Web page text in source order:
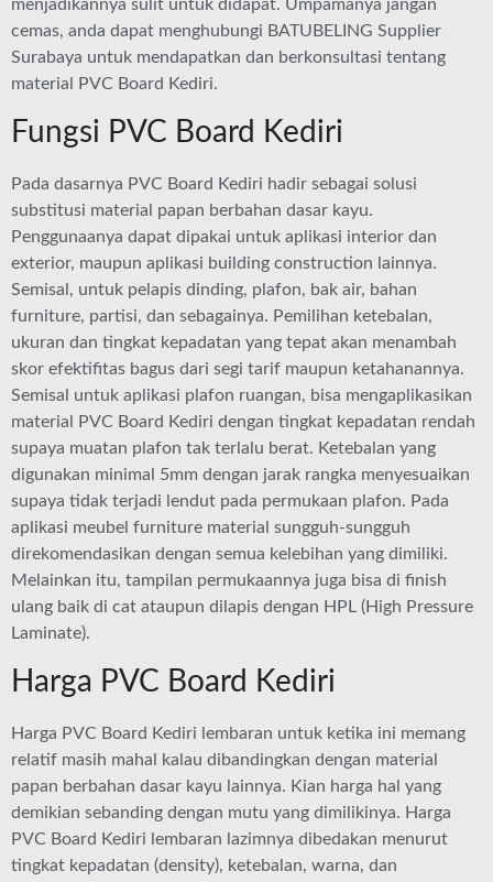
menjadikannya sulit untuk didapat. Umpamanya jangan
cemas, anda dapat menghubungi BATUBELING Supplier
Surabaya untuk mendapatkan dan berkonsultasi tentang
material PVC Board Kediri.
Fungsi PVC Board Kediri
Pada dasarnya PVC Board Kediri hadir sebagai solusi
substitusi material papan berbahan dasar kayu.
Penggunaanya dapat dipakai untuk aplikasi interior dan
exterior, maupun aplikasi building construction lainnya.
Semisal, untuk pelapis dinding, plafon, bak air, bahan
furniture, partisi, dan sebagainya. Pemilihan ketebalan,
ukuran dan tingkat kepadatan yang tepat akan menambah
skor efektifitas bagus dari segi tarif maupun ketahanannya.
Semisal untuk aplikasi plafon ruangan, bisa mengaplikasikan
material PVC Board Kediri dengan tingkat kepadatan rendah
supaya muatan plafon tak terlalu berat. Ketebalan yang
digunakan minimal 5mm dengan jarak rangka menyesuaikan
supaya tidak terjadi lendut pada permukaan plafon. Pada
aplikasi meubel furniture material sungguh-sungguh
direkomendasikan dengan semua kelebihan yang dimiliki.
Melainkan itu, tampilan permukaannya juga bisa di finish
ulang baik di cat ataupun dilapis dengan HPL (High Pressure
Laminate).
Harga PVC Board Kediri
Harga PVC Board Kediri lembaran untuk ketika ini memang
relatif masih mahal kalau dibandingkan dengan material
papan berbahan dasar kayu lainnya. Kian harga hal yang
demikian sebanding dengan mutu yang dimilikinya. Harga
PVC Board Kediri lembaran lazimnya dibedakan menurut
tingkat kepadatan (density), ketebalan, warna, dan